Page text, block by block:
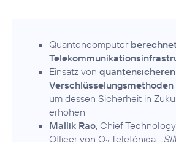
Quantencomputer
Einsatz von quantensicheren
um dessen Sicherheit in
erhöhen
Mallik Rao, Chief
Officer von O Telefónica: